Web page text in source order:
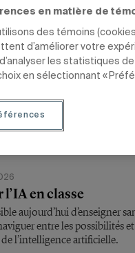
l’IA en classe
aujourd’hui d’enseigner
entre les possibilités
l’intelligence artificielle.
en matière de
des témoins
d’améliorer votre
les statistiques
en sélectionnant «